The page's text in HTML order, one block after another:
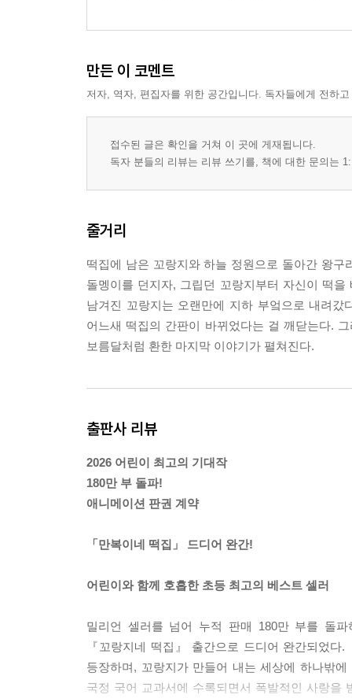
만든 이 코멘트
저자, 역자, 편집자를 위한 공간입니다. 독자들에게 전하
접수된 글은 확인을 거쳐 이 곳에 게재됩니다.
독자 분들의 리뷰는 리뷰 쓰기를, 책에 대한 문의는
줄거리
떡집에 남은 꼬랑지와 하늘 정원으로 돌아간 왕
돌멩이를 던지자, 그립던 꼬랑지부터 자신이 떡
남겨진 꼬랑지는 오랜만에 지하 부엌으로 내려
어느새 떡집의 간판이 바뀌었다는 걸 깨닫는다.
보름달처럼 환한 마지막 이야기가 펼쳐진다.
출판사 리뷰
2026 어린이 최고의 기대작
180만 부 돌파!
애니메이션 판권 계약
「만복이네 떡집」 드디어 완간!
어린이와 함께 호흡한 초등 최고의 베스트 셀러
밀리언 셀러를 넘어 누적 판매 180만 부를 돌
『꼬랑지네 떡집』 출간으로 드디어 완간되었
등장하며, 꼬랑지가 만들어 내는 세상에 하나밖
국정 국어 교과서에 수록되면서 폭발적인 사랑을